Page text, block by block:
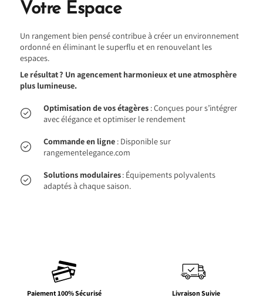
Votre Espace
Un rangement bien pensé contribue à créer un environnement
ordonné en éliminant le superflu et en renouvelant les
espaces.
Le résultat ? Un agencement harmonieux et une atmosphère
plus lumineuse.
Optimisation de vos étagères : Conçues pour s’intégrer
avec élégance et optimiser le rendement
Commande en ligne : Disponible sur
rangementelegance.com
Solutions modulaires: Équipements polyvalents
adaptés à chaque saison.
Paiement 100% Sécurisé
Livraison Suivie